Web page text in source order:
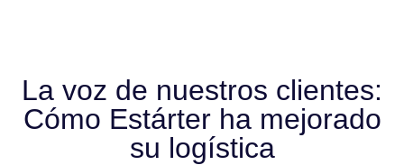
La voz de nuestros clientes:
Cómo Estárter ha mejorado
su logística